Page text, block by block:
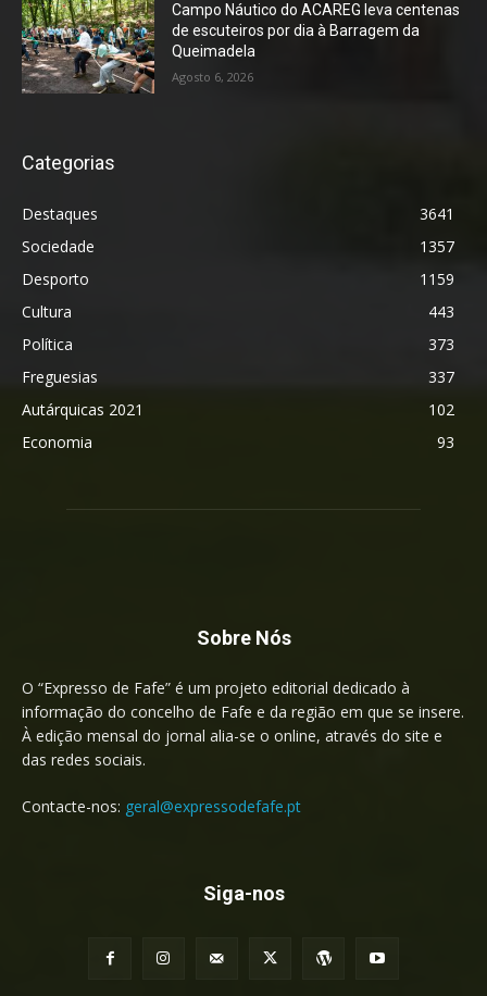
Campo Náutico do ACAREG leva centenas
de escuteiros por dia à Barragem da
Queimadela
Agosto 6, 2026
Categorias
Destaques
3641
Sociedade
1357
Desporto
1159
Cultura
443
Política
373
Freguesias
337
Autárquicas 2021
102
Economia
93
Sobre Nós
O “Expresso de Fafe” é um projeto editorial dedicado à
informação do concelho de Fafe e da região em que se insere.
À edição mensal do jornal alia-se o online, através do site e
das redes sociais.
Contacte-nos: geral@expressodefafe.pt
Siga-nos